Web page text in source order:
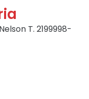
T. 2199998-